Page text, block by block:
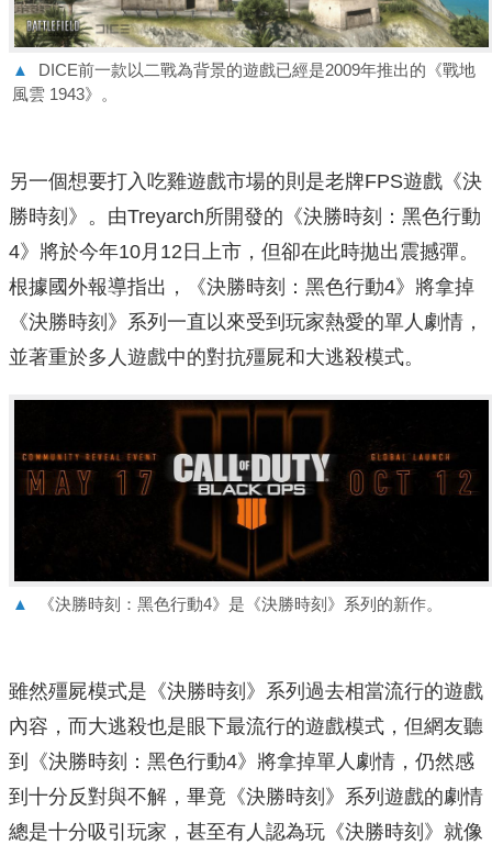
▲
DICE前一款以二戰為背景的遊戲已經是2009年推出的《戰地
風雲 1943》。
另一個想要打入吃雞遊戲市場的則是老牌FPS遊戲《決
勝時刻》。由Treyarch所開發的《決勝時刻：黑色行動
4》將於今年10月12日上市，但卻在此時拋出震撼彈。
根據國外報導指出，《決勝時刻：黑色行動4》將拿掉
《決勝時刻》系列一直以來受到玩家熱愛的單人劇情，
並著重於多人遊戲中的對抗殭屍和大逃殺模式。
▲ 《決勝時刻：黑色行動4》是《決勝時刻》系列的新作。
雖然殭屍模式是《決勝時刻》系列過去相當流行的遊戲
內容，而大逃殺也是眼下最流行的遊戲模式，但網友聽
到《決勝時刻：黑色行動4》將拿掉單人劇情，仍然感
到十分反對與不解，畢竟《決勝時刻》系列遊戲的劇情
總是十分吸引玩家，甚至有人認為玩《決勝時刻》就像